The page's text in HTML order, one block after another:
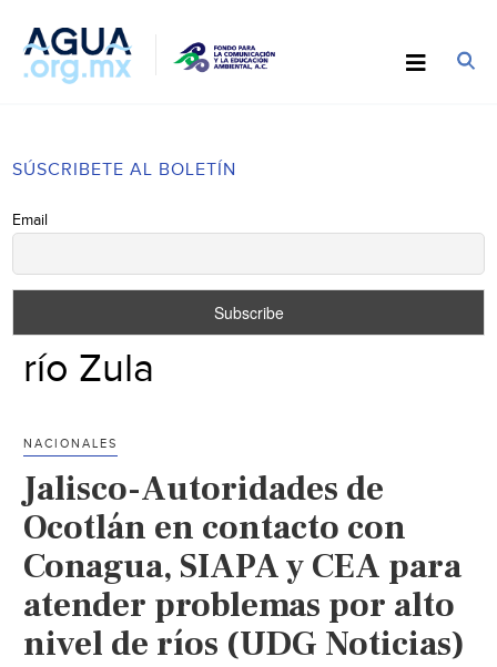
SÚSCRIBETE AL BOLETÍN
Email
río Zula
NACIONALES
Jalisco-Autoridades de
Ocotlán en contacto con
Conagua, SIAPA y CEA para
atender problemas por alto
nivel de ríos (UDG Noticias)